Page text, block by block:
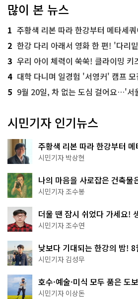
많이 본 뉴스
1 주황색 리본 따라 한강부터 메타세쿼이아 숲
2 한강 다리 아래서 영화 한 편! '다리
3 우리 아이 체력이 쑥쑥! 클라이밍 키
4 대학 다니며 일경험 '서영커' 캠프
5 9월 20일, 차 없는 도심 걸어요…'서울 걷자
시민기자 인기뉴스
주황색 리본 따라 한강부터
서울둘레길 15코스
시민기자 박상현
나의 마음을 사로잡은 건축
상작 공개!
시민기자 조수봉
더울 땐 잠시 쉬었다 가세요!
·무더위쉼터까지
시민기자 조수연
낮보다 기대되는 한강의 밤!
핑' 예약은?
시민기자 김성무
호수·예술·미식 모두 품은 도
아트센터~마곡테라스거리
시민기자 이상돈